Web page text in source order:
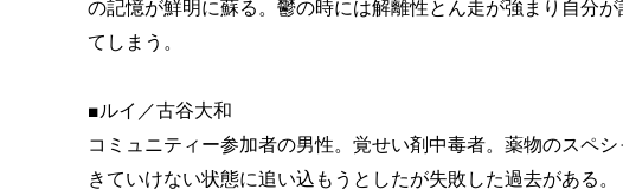
の記憶が鮮明に蘇る。鬱の時には解離性とん走が強まり自分
てしまう。
■ルイ／古谷大和
コミュニティー参加者の男性。覚せい剤中毒者。薬物のスペ
きていけない状態に追い込もうとしたが失敗した過去がある。